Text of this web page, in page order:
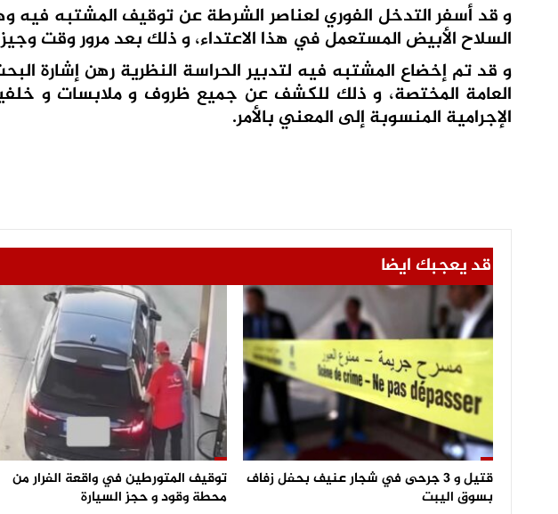
و قد أسفر التدخل الفوري لعناصر الشرطة عن توقيف المشتبه
السلاح الأبيض المستعمل في هذا الاعتداء، و ذلك بعد مرور وقت وجيز
و قد تم إخضاع المشتبه فيه لتدبير الحراسة النظرية رهن إشارة
العامة المختصة، و ذلك للكشف عن جميع ظروف و ملابسات و
الإجرامية المنسوبة إلى المعني بالأمر.
قد يعجبك ايضا
قتيل و 3 جرحى في شجار عنيف بحفل زفاف
بسوق اليبت
توقيف المتورطين في واقعة الفرار من
محطة وقود و حجز السيارة